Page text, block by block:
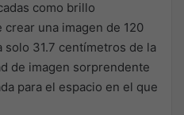
como brillo
crear una imagen de 120
solo 31.7 centímetros de la
de imagen sorprendente
para el espacio en el que